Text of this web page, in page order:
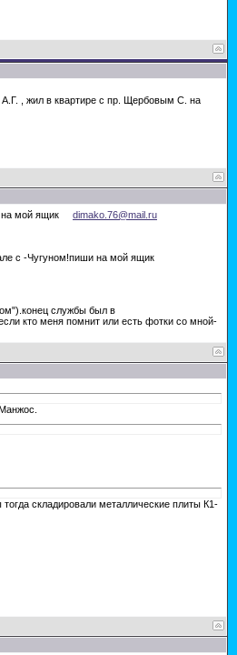
А.Г. , жил в квартире с пр. Щербовым С. на
на мой ящик dimako.76@mail.ru
с -Чугуном!пиши на мой ящик
службы был в
кто меня помнит или есть фотки со мной-
складировали металлические плиты К1-